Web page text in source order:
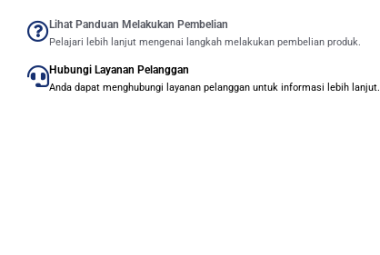
Lihat Panduan Melakukan Pembelian
Pelajari lebih lanjut mengenai langkah melakukan pembelian produk.
Hubungi Layanan Pelanggan
Anda dapat menghubungi layanan pelanggan untuk informasi lebih lanjut.